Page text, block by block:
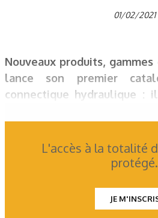
01/02/2021
Nouveaux produits,
lance son premier
connectique hydraulique :
colliers/tubes/brides,
multicoupleurs, vannes,
L'accès à la totalité
protégé.
JE